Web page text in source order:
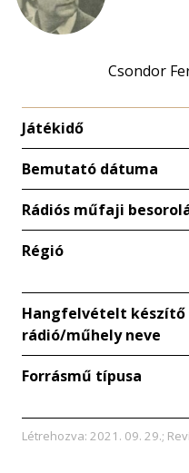
Csondor
Játékidő
Bemutató dátuma
Rádiós műfaji
Régió
Hangfelvételt készítő
rádió/műhely neve
Forrásmű típusa
Létrehozva: 2021. 09. 29.;